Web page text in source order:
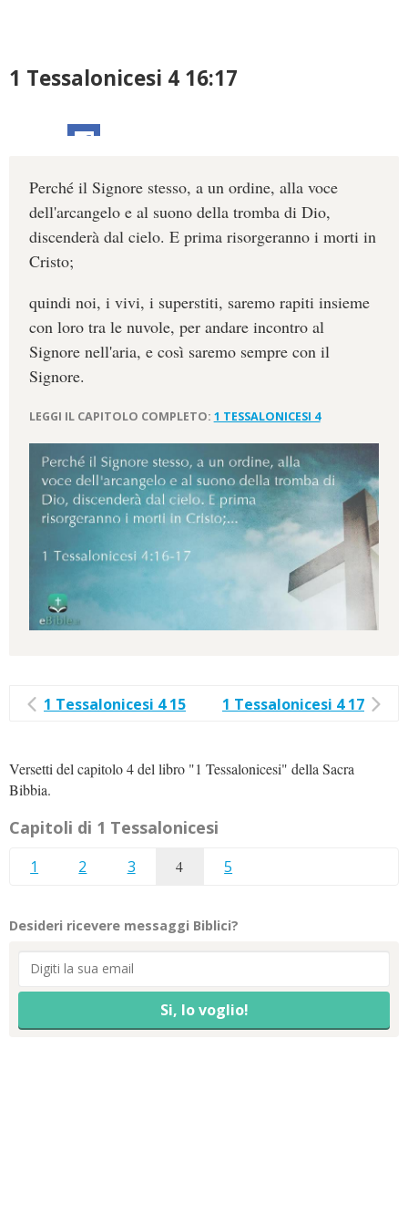
1 Tessalonicesi 4 16:17
Perché il Signore stesso, a un ordine, alla voce
dell'arcangelo e al suono della tromba di Dio,
discenderà dal cielo. E prima risorgeranno i morti in
Cristo;
quindi noi, i vivi, i superstiti, saremo rapiti insieme
con loro tra le nuvole, per andare incontro al
Signore nell'aria, e così saremo sempre con il
Signore.
LEGGI IL CAPITOLO COMPLETO: 1 TESSALONICESI 4
1 Tessalonicesi 4 15 1 Tessalonicesi 4 17
Versetti del capitolo 4 del libro "1 Tessalonicesi" della Sacra
Bibbia.
Capitoli di 1 Tessalonicesi
1 2 3 4 5
Desideri ricevere messaggi Biblici?